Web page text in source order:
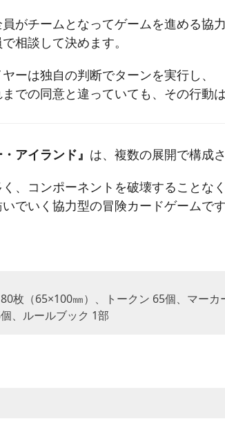
がチームとなってゲームを進める協力
相談して決めます。
ーは独自の判断でターンを実行し、
での同意と違っていても、その行動
アイランド』 は、複数の展開で構成
、コンポーネントを破壊することな
でいく協力型の冒険カードゲームです
枚（65×100㎜）、トークン 65個、マー
、ルールブック 1部